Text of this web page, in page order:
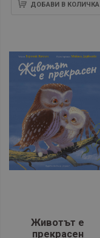
ДОБАВИ В КОЛИЧКА
Животът е
прекрасен